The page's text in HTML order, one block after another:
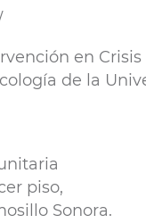
en Crisis
de la
piso,
Sonora.